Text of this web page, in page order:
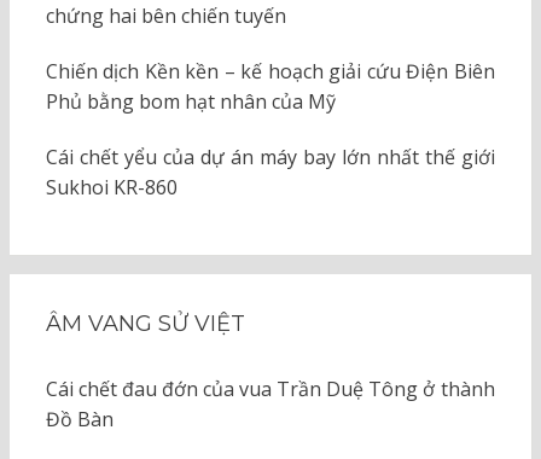
chứng hai bên chiến tuyến
Chiến dịch Kền kền – kế hoạch giải cứu Điện Biên
Phủ bằng bom hạt nhân của Mỹ
Cái chết yểu của dự án máy bay lớn nhất thế giới
Sukhoi KR-860
ÂM VANG SỬ VIỆT
Cái chết đau đớn của vua Trần Duệ Tông ở thành
Đồ Bàn